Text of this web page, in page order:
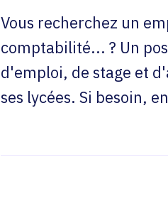
Vous recherchez un
comptabilité... ? Un
d'emploi, de stage et
ses lycées. Si besoin,